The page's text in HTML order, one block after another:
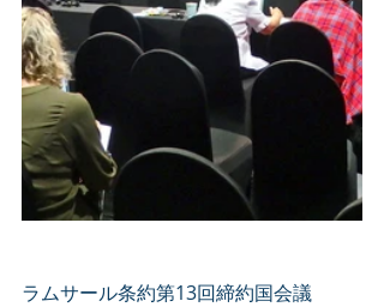
ラムサール条約第13回締約国会議